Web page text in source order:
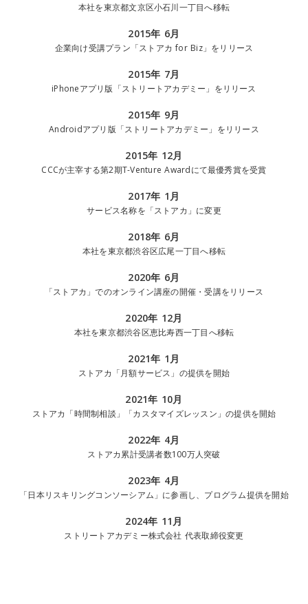
本社を東京都文京区小石川一丁目へ移転
2015年 6月
企業向け受講プラン「ストアカ for Biz」をリリース
2015年 7月
iPhoneアプリ版「ストリートアカデミー」をリリース
2015年 9月
Androidアプリ版「ストリートアカデミー」をリリース
2015年 12月
CCCが主宰する第2期T-Venture Awardにて最優秀賞を受賞
2017年 1月
サービス名称を「ストアカ」に変更
2018年 6月
本社を東京都渋谷区広尾一丁目へ移転
2020年 6月
「ストアカ」でのオンライン講座の開催・受講をリリース
2020年 12月
本社を東京都渋谷区恵比寿西一丁目へ移転
2021年 1月
ストアカ「月額サービス」の提供を開始
2021年 10月
ストアカ「時間制相談」「カスタマイズレッスン」の提供を開始
2022年 4月
ストアカ累計受講者数100万人突破
2023年 4月
「日本リスキリングコンソーシアム」に参画し、プログラム提供を開始
2024年 11月
ストリートアカデミー株式会社 代表取締役変更